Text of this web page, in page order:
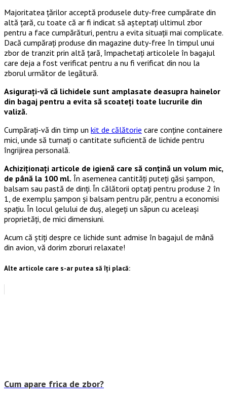
Majoritatea țărilor acceptă produsele duty-free cumpărate din
altă țară, cu toate că ar fi indicat să așteptați ultimul zbor
pentru a face cumpărături, pentru a evita situații mai complicate.
Dacă cumpărați produse din magazine duty-free în timpul unui
zbor de tranzit prin altă țară, împachetați articolele în bagajul
care deja a fost verificat pentru a nu fi verificat din nou la
zborul următor de legătură.
Asigurați-vă că lichidele sunt amplasate deasupra hainelor
din bagaj pentru a evita să scoateți toate lucrurile din
valiză.
Cumpărați-vă din timp un kit de călătorie care conține containere
mici, unde să turnați o cantitate suficientă de lichide pentru
îngrijirea personală.
Achiziționați articole de igienă care să conțină un volum mic,
de până la 100 ml. În asemenea cantități puteți găsi șampon,
balsam sau pastă de dinți. În călătorii optați pentru produse 2 în
1, de exemplu șampon și balsam pentru păr, pentru a economisi
spațiu. În locul gelului de duș, alegeți un săpun cu aceleași
proprietăți, de mici dimensiuni.
Acum că știți despre ce lichide sunt admise în bagajul de mână
din avion, vă dorim zboruri relaxate!
Alte articole care s-ar putea să îți placă:
Cum apare frica de zbor?